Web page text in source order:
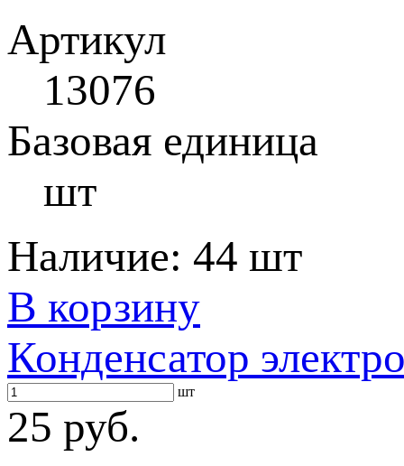
Артикул
13076
Базовая единица
шт
Наличие: 44 шт
В корзину
Конденсатор
шт
25 руб.